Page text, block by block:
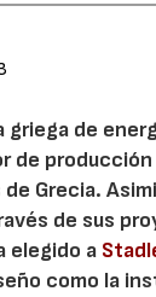
griega de
de
de Grecia.
de sus
elegido a
como la